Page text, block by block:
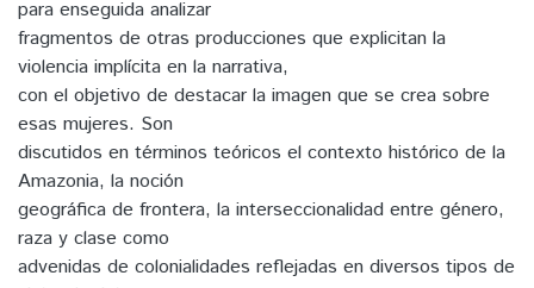
para enseguida analizar
fragmentos de otras producciones que explicitan la
violencia implícita en la narrativa,
con el objetivo de destacar la imagen que se crea sobre
esas mujeres. Son
discutidos en términos teóricos el contexto histórico de la
Amazonia, la noción
geográfica de frontera, la interseccionalidad entre género,
raza y clase como
advenidas de colonialidades reflejadas en diversos tipos de